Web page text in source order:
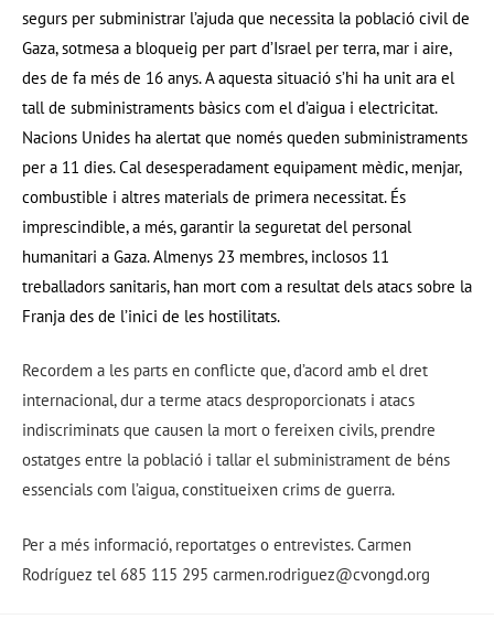
segurs per subministrar l’ajuda que necessita la població civil de
Gaza, sotmesa a bloqueig per part d’Israel per terra, mar i aire,
des de fa més de 16 anys. A aquesta situació s’hi ha unit ara el
tall de subministraments bàsics com el d’aigua i electricitat.
Nacions Unides ha alertat que només queden subministraments
per a 11 dies. Cal desesperadament equipament mèdic, menjar,
combustible i altres materials de primera necessitat. És
imprescindible, a més, garantir la seguretat del personal
humanitari a Gaza. Almenys 23 membres, inclosos 11
treballadors sanitaris, han mort com a resultat dels atacs sobre la
Franja des de l’inici de les hostilitats.
Recordem a les parts en conflicte que, d’acord amb el dret
internacional, dur a terme atacs desproporcionats i atacs
indiscriminats que causen la mort o fereixen civils, prendre
ostatges entre la població i tallar el subministrament de béns
essencials com l’aigua, constitueixen crims de guerra.
Per a més informació, reportatges o entrevistes. Carmen
Rodríguez tel 685 115 295 carmen.rodriguez@cvongd.org